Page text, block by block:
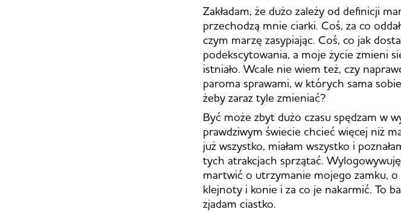
Zakładam, że dużo zależy od definicji
przechodzą mnie ciarki. Coś, za co
czym marzę zasypiając. Coś, co jak
podekscytowania, a moje życie zmieni
istniało. Wcale nie wiem też, czy
paroma sprawami, w których sama
żeby zaraz tyle zmieniać?
Być może zbyt dużo czasu spędzam w
prawdziwym świecie chcieć więcej niż
już wszystko, miałam wszystko i
tych atrakcjach sprzątać.
martwić o utrzymanie mojego zamku,
klejnoty i konie i za co je nakarmić. To
zjadam ciastko.